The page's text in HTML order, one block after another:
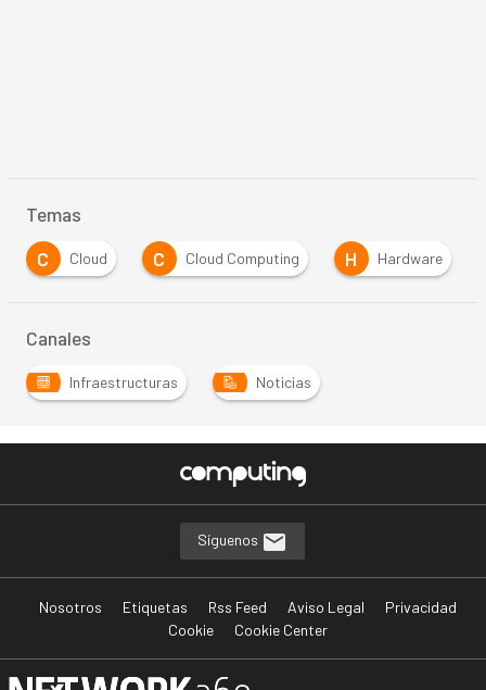
Temas
C
Cloud C Cloud Computing H Hardware
Canales
Infraestructuras Noticias
Síguenos
Nosotros Etiquetas Rss Feed Aviso Legal
Privacidad
Cookie
Cookie Center